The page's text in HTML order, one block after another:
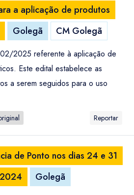
a aplicação de produtos
Golegã CM Golegã
2025 referente à aplicação de
Este edital estabelece as
a serem seguidos para o uso
Reportar
de Ponto nos dias 24 e 31
Golegã